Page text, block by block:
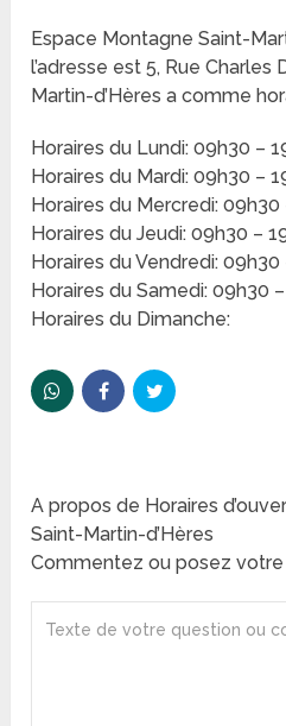
Espace Montagne Saint-
l’adresse est 5, Rue Charles
Martin-d’Hères a comme
Horaires du Lundi: 09h30 –
Horaires du Mardi: 09h30 –
Horaires du Mercredi: 09h30
Horaires du Jeudi: 09h30 –
Horaires du Vendredi: 09h30
Horaires du Samedi: 09h30
Horaires du Dimanche:
A propos de Horaires
Saint-Martin-d’Hères
Commentez ou posez